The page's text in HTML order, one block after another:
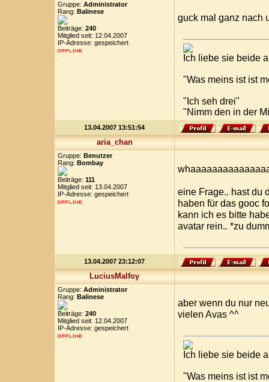
Gruppe: Administrator
Rang: Balinese
Beiträge: 240
Mitglied seit: 12.04.2007
IP-Adresse: gespeichert
guck mal ganz nach
Ich liebe sie beide
"Was meins ist ist
"Ich seh drei"
"Nimm den in der
13.04.2007 13:51:54
aria_chan
Gruppe: Benutzer
Rang: Bombay
Beiträge: 111
Mitglied seit: 13.04.2007
IP-Adresse: gespeichert
eine Frage.. hast du
haben für das gooc
kann ich es bitte
avatar rein.. *zu
13.04.2007 23:12:07
LuciusMalfoy
Gruppe: Administrator
Rang: Balinese
Beiträge: 240
Mitglied seit: 12.04.2007
IP-Adresse: gespeichert
aber wenn du nur
vielen Avas ^^
Ich liebe sie beide
"Was meins ist ist